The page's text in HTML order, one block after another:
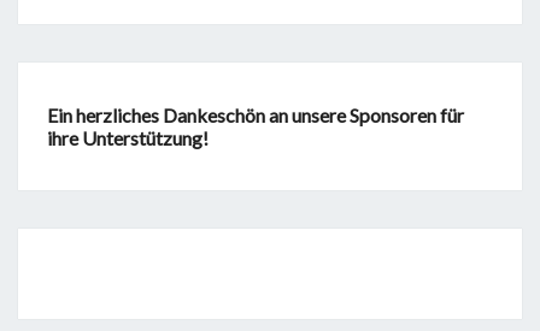
Ein herzliches Dankeschön an unsere Sponsoren für
ihre Unterstützung!